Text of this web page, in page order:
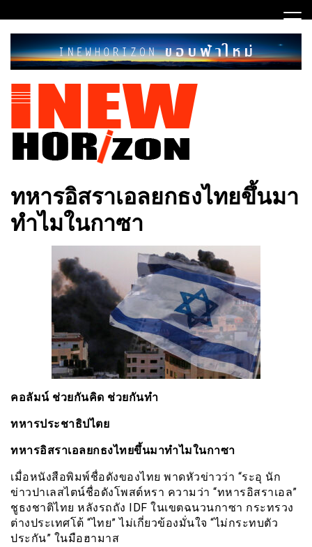
to
content
INEWHORIZON
ทหารอิสราเอลยกธงไทยขึ้นมา
ทำไมในกาซา
คอลัมน์ ช่วยกันคิด ช่วยกันทำ
ทหารประชาธิปไตย
ทหารอิสราเอลยกธงไทยขึ้นมาทำไมในกาซา
เมื่อหนังสือพิมพ์ชื่อดังของไทย พาดหัวข่าวว่า “ระอุ นัก
ข่าวปาเลสไตน์ชื่อดังโพสต์หรา ความว่า “ทหารอิสราเอล”
ชูธงชาติไทย หลังรถถัง IDF ในเขตฉนวนกาซา กระทรวง
ต่างประเทศโต้ “ไทย” ไม่เกี่ยวข้องมั่นใจ “ไม่กระทบตัว
ประกัน” ในมือฮามาส